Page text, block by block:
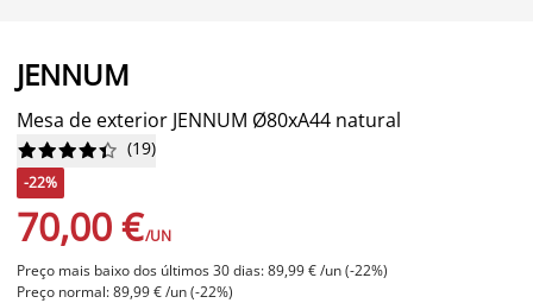
JENNUM
Mesa de exterior JENNUM Ø80xA44 natural





 (19)
-22%
70,00 €/UN
Preço mais baixo dos últimos 30 dias: 89,99 € /un (-22%)
Preço normal: 89,99 € /un (-22%)